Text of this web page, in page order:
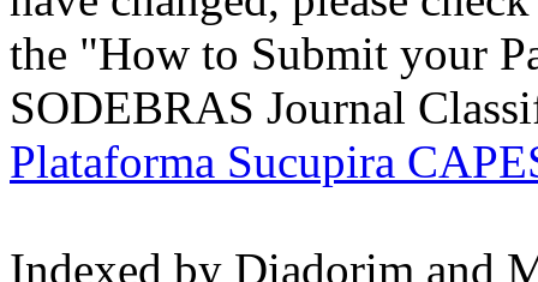
the "How to Submit your
SODEBRAS Journal
Plataforma Sucupira
Indexed by Diadorim and